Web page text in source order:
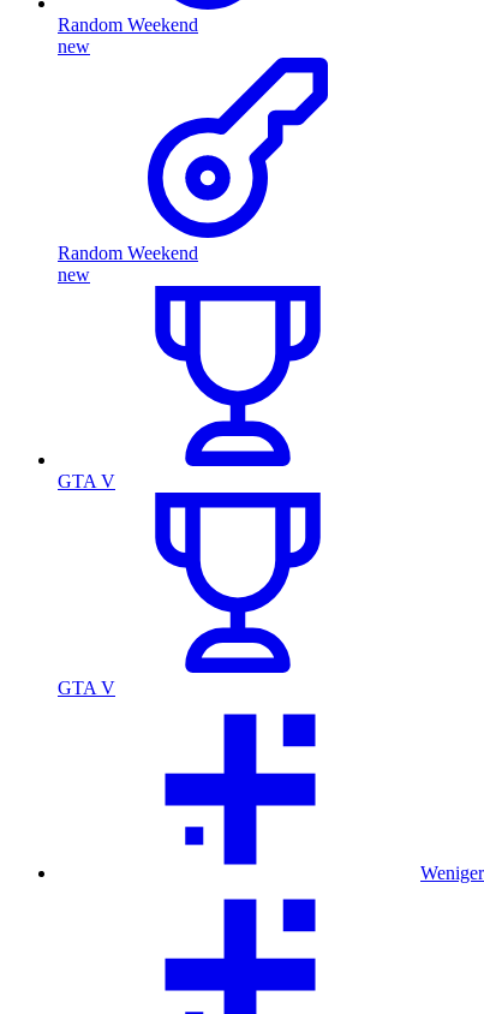
Random Weekend
new
Random Weekend
new
GTA V
GTA V